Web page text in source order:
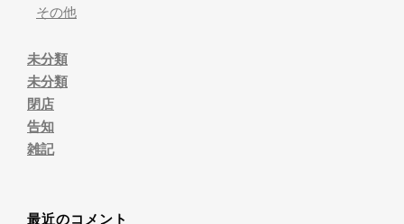
その他
未分類
未分類
閉店
告知
雑記
最近のコメント